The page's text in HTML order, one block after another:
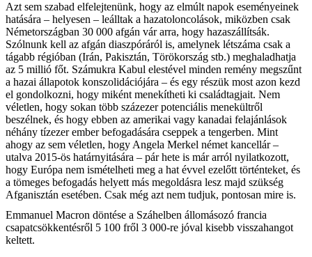
Azt sem szabad elfelejtenünk, hogy az elmúlt napok eseményeinek
hatására – helyesen – leálltak a hazatoloncolások, miközben csak
Németországban 30 000 afgán vár arra, hogy hazaszállítsák.
Szólnunk kell az afgán diaszpóráról is, amelynek létszáma csak a
tágabb régióban (Irán, Pakisztán, Törökország stb.) meghaladhatja
az 5 millió főt. Számukra Kabul elestével minden remény megszűnt
a hazai állapotok konszolidációjára – és egy részük most azon kezd
el gondolkozni, hogy miként menekítheti ki családtagjait. Nem
véletlen, hogy sokan több százezer potenciális menekültről
beszélnek, és hogy ebben az amerikai vagy kanadai felajánlások
néhány tízezer ember befogadására cseppek a tengerben. Mint
ahogy az sem véletlen, hogy Angela Merkel német kancellár –
utalva 2015-ös határnyitására – pár hete is már arról nyilatkozott,
hogy Európa nem ismételheti meg a hat évvel ezelőtt történteket, és
a tömeges befogadás helyett más megoldásra lesz majd szükség
Afganisztán esetében. Csak még azt nem tudjuk, pontosan mire is.
Emmanuel Macron döntése a Száhelben állomásozó francia
csapatcsökkentésről 5 100 fről 3 000-re jóval kisebb visszahangot
keltett.